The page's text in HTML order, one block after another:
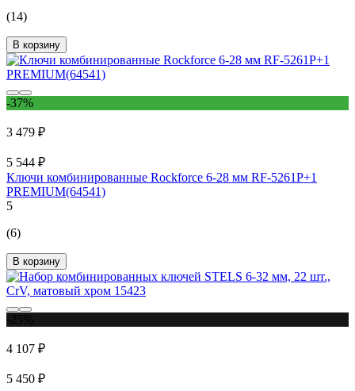
(14)
В корзину
-37%
3 479 ₽
5 544 ₽
Ключи комбинированные Rockforce 6-28 мм RF-5261P+1
PREMIUM(64541)
5
(6)
В корзину
4 107 ₽
5 450 ₽